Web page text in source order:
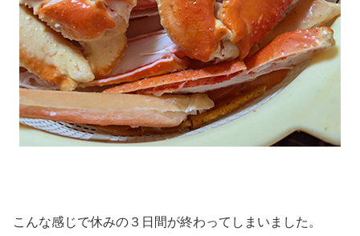
こんな感じで休みの３日間が終わってしまいました。